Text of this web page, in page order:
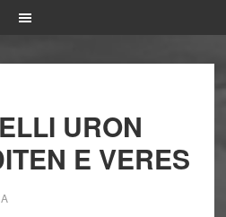
URON
E VERES